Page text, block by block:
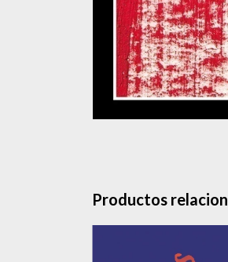
Productos